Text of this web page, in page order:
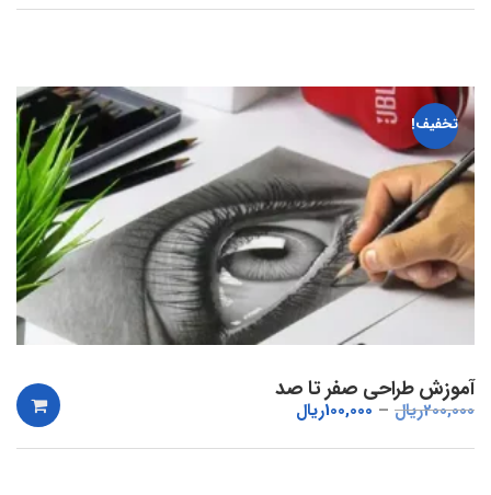
تخفیف!
آموزش طراحی صفر تا صد
200,000ریال 100,000ریال